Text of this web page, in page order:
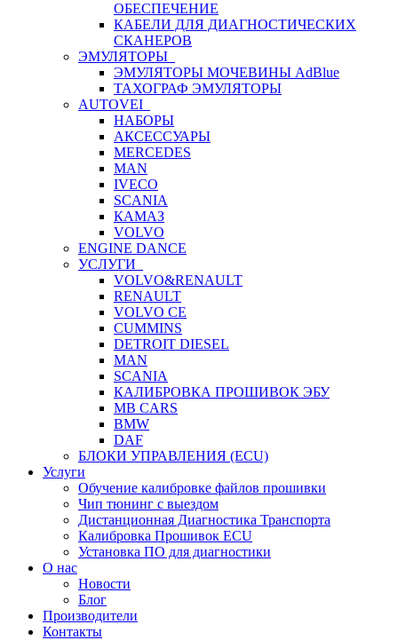
ОБЕСПЕЧЕНИЕ
КАБЕЛИ ДЛЯ ДИАГНОСТИЧЕСКИХ
СКАНЕРОВ
ЭМУЛЯТОРЫ
ЭМУЛЯТОРЫ МОЧЕВИНЫ АdBlue
ТАХОГРАФ ЭМУЛЯТОРЫ
AUTOVEI
НАБОРЫ
АКСЕССУАРЫ
MERCEDES
MAN
IVECO
SCANIA
КАМАЗ
VOLVO
ENGINE DANCE
УСЛУГИ
VOLVO&RENAULT
RENAULT
VOLVO CE
CUMMINS
DETROIT DIESEL
MAN
SCANIA
КАЛИБРОВКА ПРОШИВОК ЭБУ
MB CARS
BMW
DAF
БЛОКИ УПРАВЛЕНИЯ (ECU)
Услуги
Обучение калибровке файлов прошивки
Чип тюнинг с выездом
Дистанционная Диагностика Транспорта
Калибровка Прошивок ECU
Установка ПО для диагностики
О нас
Новости
Блог
Производители
Контакты